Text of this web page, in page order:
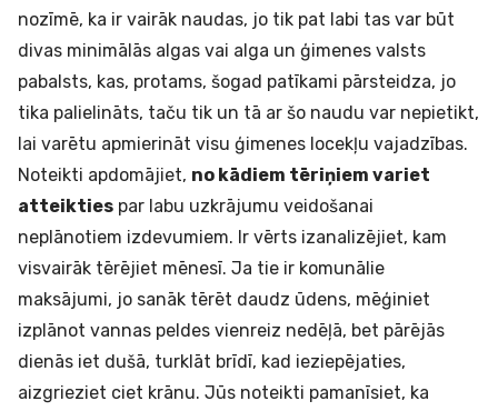
nozīmē, ka ir vairāk naudas, jo tik pat labi tas var būt
divas minimālās algas vai alga un ģimenes valsts
pabalsts, kas, protams, šogad patīkami pārsteidza, jo
tika palielināts, taču tik un tā ar šo naudu var nepietikt,
lai varētu apmierināt visu ģimenes locekļu vajadzības.
Noteikti apdomājiet, no kādiem tēriņiem variet
atteikties par labu uzkrājumu veidošanai
neplānotiem izdevumiem. Ir vērts izanalizējiet, kam
visvairāk tērējiet mēnesī. Ja tie ir komunālie
maksājumi, jo sanāk tērēt daudz ūdens, mēģiniet
izplānot vannas peldes vienreiz nedēļā, bet pārējās
dienās iet dušā, turklāt brīdī, kad ieziepējaties,
aizgrieziet ciet krānu. Jūs noteikti pamanīsiet, ka